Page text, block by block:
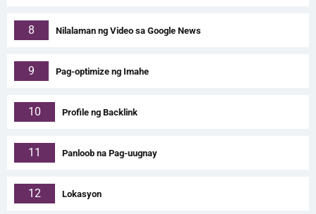
8 Nilalaman ng Video sa Google News
9 Pag-optimize ng Imahe
10 Profile ng Backlink
11 Panloob na Pag-uugnay
12 Lokasyon